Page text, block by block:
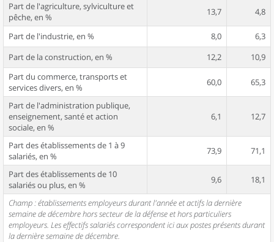
Part de l'agriculture, sylviculture et
pêche, en %
13,7 4,8
Part de l'industrie, en % 8,0
6,3
Part de la construction, en %
12,2
10,9
Part du commerce, transports et
services divers, en %
60,0 65,3
Part de l'administration publique,
enseignement, santé et action
sociale, en %
6,1 12,7
Part des établissements de 1 à 9
salariés, en %
73,9 71,1
Part des établissements de 10
salariés ou plus, en %
9,6 18,1
Champ : établissements employeurs durant l'année et actifs la dernière
semaine de décembre hors secteur de la défense et hors particuliers
employeurs. Les effectifs salariés correspondent ici aux postes présents durant
la dernière semaine de décembre.